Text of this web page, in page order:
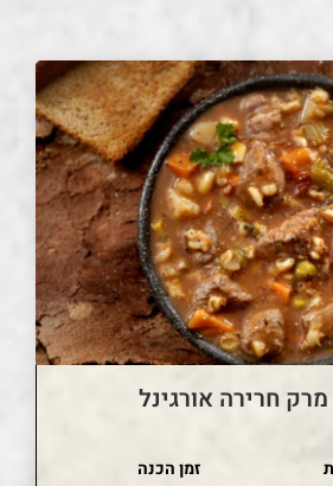
חרירה אורגינל
זמן הכנה